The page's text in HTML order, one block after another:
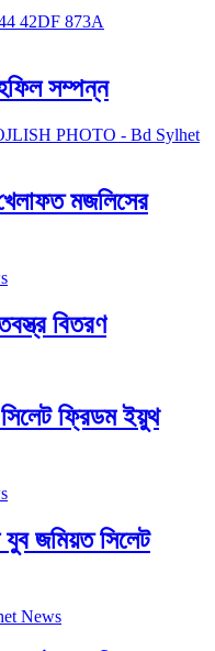
সম্পন্ন
মজলিসের
বিতরণ
সিলেট ফ্রিডম ইয়ুথ
জমিয়ত সিলেট